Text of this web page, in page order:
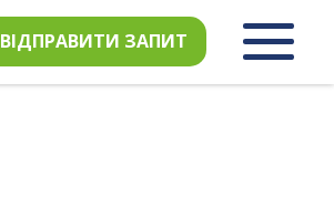
ВІДПРАВИТИ ЗАПИТ